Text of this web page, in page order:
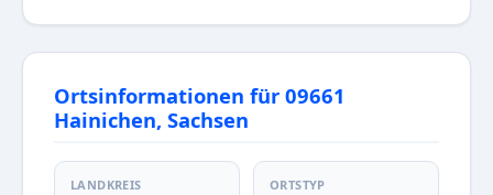
Ortsinformationen für 09661
Hainichen, Sachsen
LANDKREIS ORTSTYP